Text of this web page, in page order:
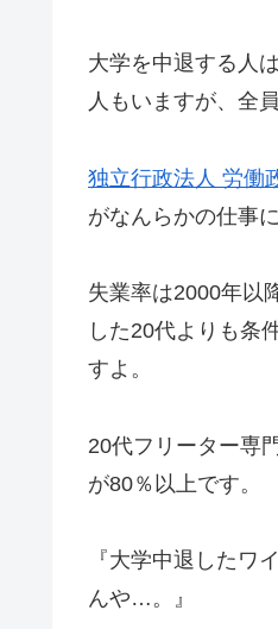
大学を中退する人
人もいますが、全
独立行政法人 労働
がなんらかの仕事
失業率は2000年以
した20代よりも条
すよ。
20代フリーター専
が80％以上です。
『大学中退した
んや…。』